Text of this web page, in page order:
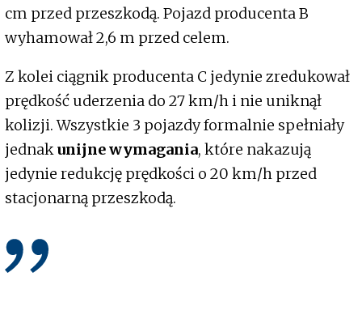
cm przed przeszkodą. Pojazd producenta B
wyhamował 2,6 m przed celem.
Z kolei ciągnik producenta C jedynie zredukował
prędkość uderzenia do 27 km/h i nie uniknął
kolizji. Wszystkie 3 pojazdy formalnie spełniały
jednakunijne wymagania, które nakazują
jedynie redukcję prędkości o 20 km/h przed
stacjonarną przeszkodą.